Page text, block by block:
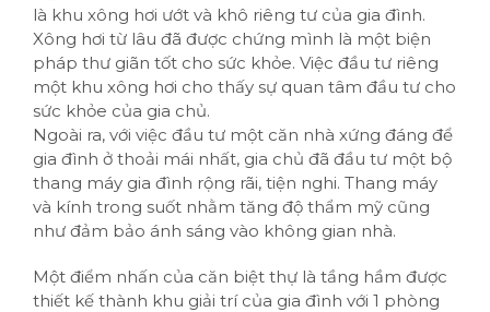
là khu xông hơi ướt và khô riêng tư của gia đình.
Xông hơi từ lâu đã được chứng mình là một biện
pháp thư giãn tốt cho sức khỏe. Việc đầu tư riêng
một khu xông hơi cho thấy sự quan tâm đầu tư cho
sức khỏe của gia chủ.
Ngoài ra, với việc đầu tư một căn nhà xứng đáng để
gia đình ở thoải mái nhất, gia chủ đã đầu tư một bộ
thang máy gia đình rộng rãi, tiện nghi. Thang máy
và kính trong suốt nhằm tăng độ thẩm mỹ cũng
như đảm bảo ánh sáng vào không gian nhà.
Một điểm nhấn của căn biệt thự là tầng hầm được
thiết kế thành khu giải trí của gia đình với 1 phòng